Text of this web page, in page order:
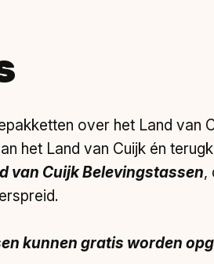
over het Land
het Land van Cuijk én
van Cuijk Belevingstassen,
kunnen gratis worden